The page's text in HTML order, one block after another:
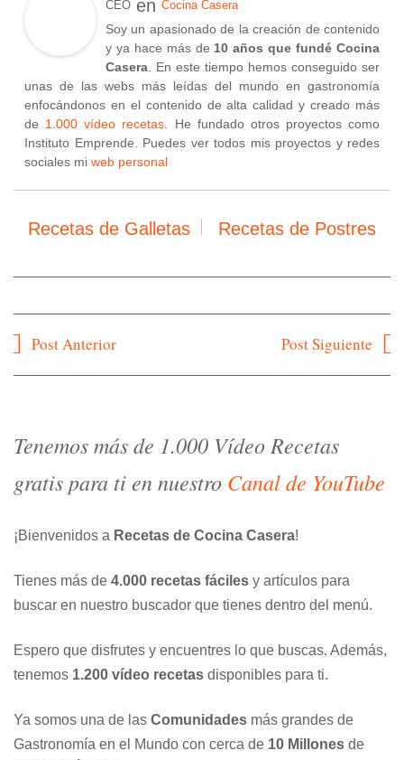
CEO en Cocina Casera
Soy un apasionado de la creación de contenido
y ya hace más de 10 años que fundé Cocina
Casera . En este tiempo hemos conseguido ser
unas de las webs más leídas del mundo en gastronomía
enfocándonos en el contenido de alta calidad y creado más
de 1.000 vídeo recetas . He fundado otros proyectos como
Instituto Emprende. Puedes ver todos mis proyectos y redes
sociales mi web personal
Recetas de Galletas Recetas de Postres
Navegación
Post Anterior Post Siguiente
Tenemos más de 1.000 Vídeo Recetas
gratis para ti en nuestro Canal de YouTube
¡Bienvenidos a Recetas de Cocina Casera!
Tienes más de 4.000 recetas fáciles y artículos para
buscar en nuestro buscador que tienes dentro del menú.
Espero que disfrutes y encuentres lo que buscas. Además,
tenemos 1.200 vídeo recetas disponibles para ti.
Ya somos una de las Comunidades más grandes de
Gastronomía en el Mundo con cerca de 10 Millones de